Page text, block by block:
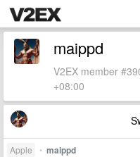
maippd
V2EX member
+08:00
Apple • maippd